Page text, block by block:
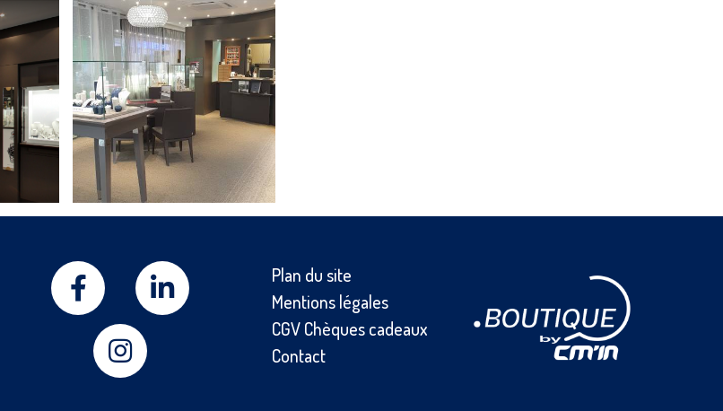
Plan du site
Mentions légales
CGV Chèques cadeaux
Contact